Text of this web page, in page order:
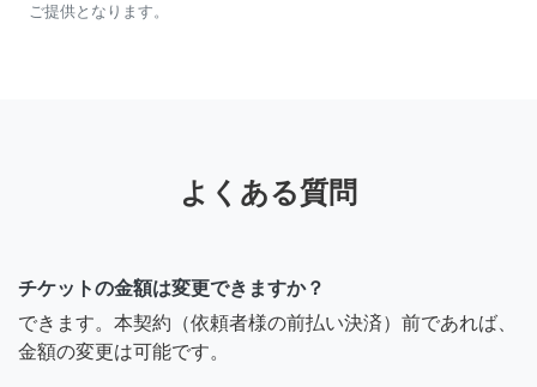
ご提供となります。
よくある質問
チケットの金額は変更できますか？
できます。本契約（依頼者様の前払い決済）前であれば、
金額の変更は可能です。